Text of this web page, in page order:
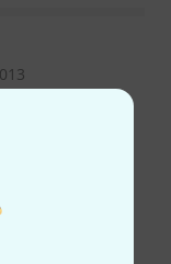
Aax Serie fiel
das Istanbul